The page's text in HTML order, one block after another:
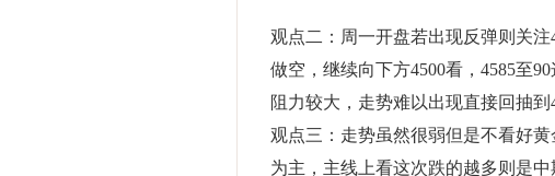
观点二：周一开盘若出现反弹则关
做空，继续向下方4500看，4585至
阻力较大，走势难以出现直接回抽到
观点三：走势虽然很弱但是不看好
为主，主线上看这次跌的越多则是